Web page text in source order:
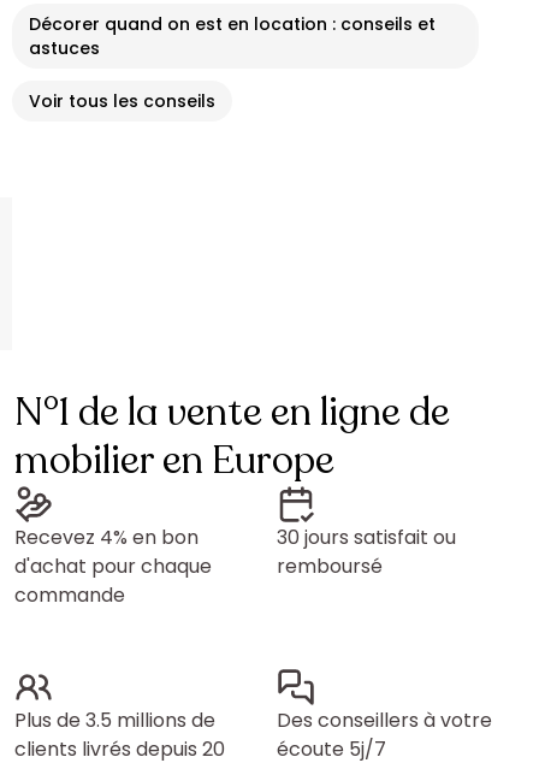
Décorer quand on est en location : conseils et
astuces
Voir tous les conseils
N°1 de la vente en ligne de
mobilier en Europe
Recevez 4% en bon
d'achat pour chaque
commande
30 jours satisfait ou
remboursé
Plus de 3.5 millions de
clients livrés depuis 20
Des conseillers à votre
écoute 5j/7